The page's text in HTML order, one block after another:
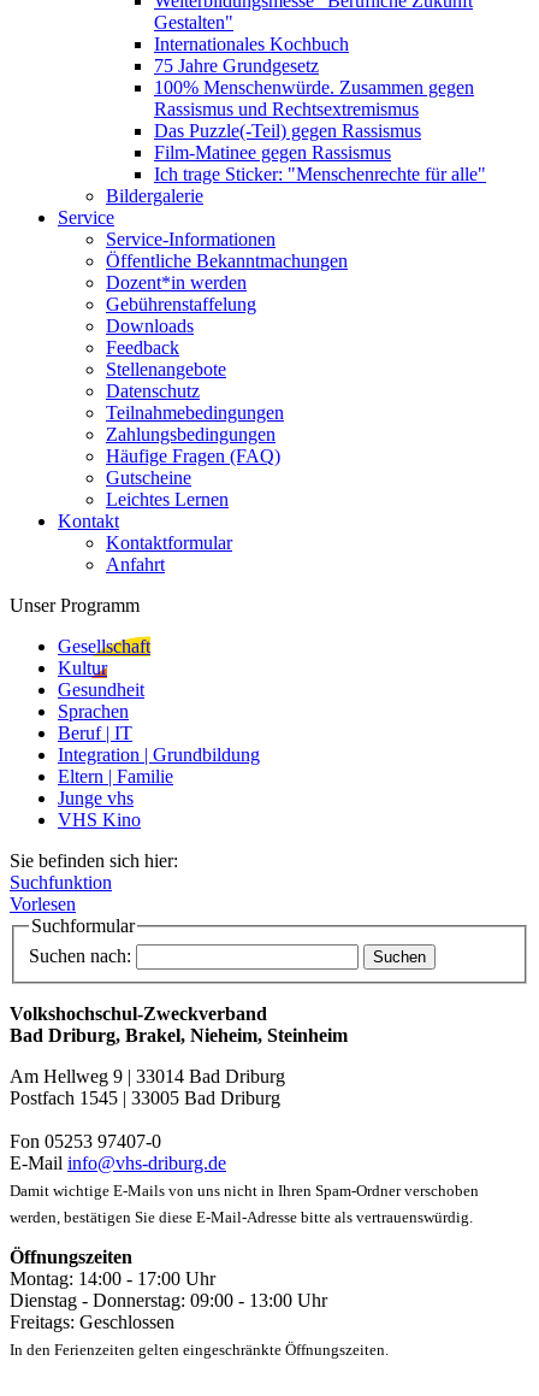
Gestalten"
Internationales Kochbuch
75 Jahre Grundgesetz
100% Menschenwürde. Zusammen gegen
Rassismus und Rechtsextremismus
Das Puzzle(-Teil) gegen Rassismus
Film-Matinee gegen Rassismus
Ich trage Sticker: "Menschenrechte für alle"
Bildergalerie
Service
Service-Informationen
Öffentliche Bekanntmachungen
Dozent*in werden
Gebührenstaffelung
Downloads
Feedback
Stellenangebote
Datenschutz
Teilnahmebedingungen
Zahlungsbedingungen
Häufige Fragen (FAQ)
Gutscheine
Leichtes Lernen
Kontakt
Kontaktformular
Anfahrt
Unser Programm
Gesellschaft
Kultur
Gesundheit
Sprachen
Beruf | IT
Integration | Grundbildung
Eltern | Familie
Junge vhs
VHS Kino
Sie befinden sich hier:
Suchfunktion
Vorlesen
Suchformular
Suchen nach:
Volkshochschul-Zweckverband
Bad Driburg, Brakel, Nieheim, Steinheim
Am Hellweg 9 | 33014 Bad Driburg
Postfach 1545 | 33005 Bad Driburg
Fon 05253 97407-0
E-Mail info@vhs-driburg.de
Damit wichtige E-Mails von uns nicht in Ihren Spam-Ordner verschoben
werden, bestätigen Sie diese E-Mail-Adresse bitte als vertrauenswürdig.
Öffnungszeiten
Montag: 14:00 - 17:00 Uhr
Dienstag - Donnerstag: 09:00 - 13:00 Uhr
Freitags: Geschlossen
In den Ferienzeiten gelten eingeschränkte Öffnungszeiten.